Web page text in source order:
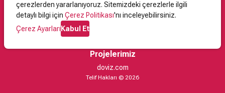
çerezlerden yararlanıyoruz. Sitemizdeki çerezlerle ilgili
detaylı bilgi için Çerez Politikası'nı inceleyebilirsiniz.
Çerez AyarlarıKabul Et
Destek
İletişimYardımKullanıcı Sözleşmesi
Projelerimiz
doviz.com
Telif Hakları © 2026